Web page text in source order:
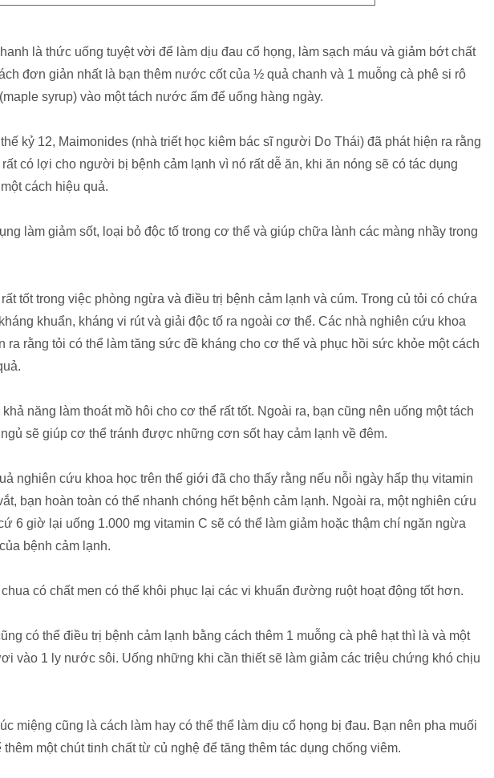
là thức uống tuyệt vời để làm dịu đau cổ họng, làm sạch máu và giảm bớt chất
đơn giản nhất là bạn thêm nước cốt của ½ quả chanh và 1 muỗng cà phê si rô
syrup) vào một tách nước ấm để uống hàng ngày.
kỷ 12, Maimonides (nhà triết học kiêm bác sĩ người Do Thái) đã phát hiện ra rằng
có lợi cho người bị bệnh cảm lạnh vì nó rất dễ ăn, khi ăn nóng sẽ có tác dụng
cách hiệu quả.
làm giảm sốt, loại bỏ độc tố trong cơ thể và giúp chữa lành các màng nhầy trong
tốt trong việc phòng ngừa và điều trị bệnh cảm lạnh và cúm. Trong củ tỏi có chứa
khuẩn, kháng vi rút và giải độc tố ra ngoài cơ thể. Các nhà nghiên cứu khoa
ra rằng tỏi có thể làm tăng sức đề kháng cho cơ thể và phục hồi sức khỏe một cách
năng làm thoát mồ hôi cho cơ thể rất tốt. Ngoài ra, bạn cũng nên uống một tách
sẽ giúp cơ thể tránh được những cơn sốt hay cảm lạnh về đêm.
nghiên cứu khoa học trên thế giới đã cho thấy rằng nếu nỗi ngày hấp thụ vitamin
bạn hoàn toàn có thể nhanh chóng hết bệnh cảm lạnh. Ngoài ra, một nghiên cứu
6 giờ lại uống 1.000 mg vitamin C sẽ có thể làm giảm hoặc thậm chí ngăn ngừa
bệnh cảm lạnh.
có chất men có thể khôi phục lại các vi khuẩn đường ruột hoạt động tốt hơn.
có thể điều trị bệnh cảm lạnh bằng cách thêm 1 muỗng cà phê hạt thì là và một
vào 1 ly nước sôi. Uống những khi cần thiết sẽ làm giảm các triệu chứng khó chịu
miệng cũng là cách làm hay có thể thể làm dịu cổ họng bị đau. Bạn nên pha muối
một chút tinh chất từ củ nghệ để tăng thêm tác dụng chống viêm.